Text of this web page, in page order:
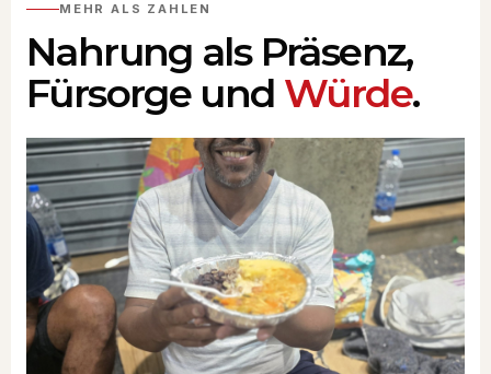
MEHR ALS ZAHLEN
Nahrung als Präsenz,
Fürsorge und Würde.